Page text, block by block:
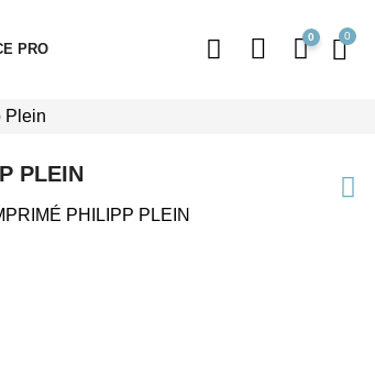
PRO
0
Plein
PLEIN
PHILIPP PLEIN